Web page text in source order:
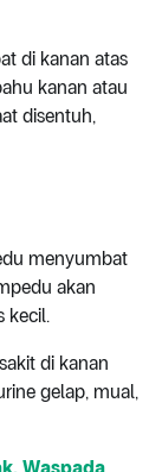
di kanan atas
kanan atau
disentuh,
menyumbat
akan
kecil.
di kanan
gelap, mual,
Waspada